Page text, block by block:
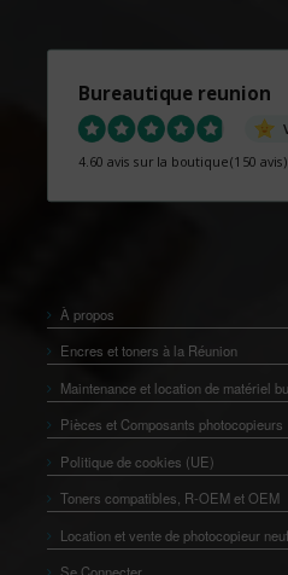
Bureautique reunion
4.60 avis sur la boutique(150 avis)
À propos
Encres et toners à la Réunion
Maintenance et location de matériel
Pièces et Composants photocopieurs
Politique de cookies (UE)
Toners compatibles, R-OEM et OEM
Location et vente de photocopieur